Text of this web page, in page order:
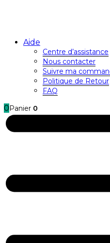
Aide
Centre d’assistance
Nous contacter
Suivre ma
Politique de Retour
FAQ
0 Panier 0